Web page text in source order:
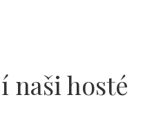
naši hosté